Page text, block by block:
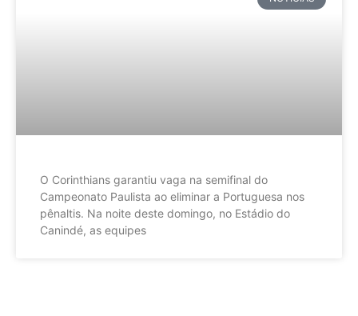
O Corinthians garantiu vaga na semifinal do
Campeonato Paulista ao eliminar a Portuguesa nos
pênaltis. Na noite deste domingo, no Estádio do
Canindé, as equipes